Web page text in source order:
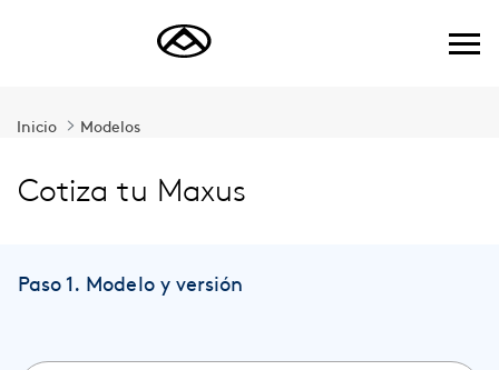
Saltar al contenido principal
Inicio Modelos
Cotiza tu Maxus
Paso 1. Modelo y versión